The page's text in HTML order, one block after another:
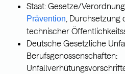
Staat: Gesetze/
Prävention , Durchsetzung
technischer
Deutsche Gesetzliche
Berufsgenossenschaften: